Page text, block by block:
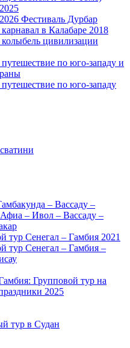
Фестиваль Дурбар
в Калабаре 2018
цивилизации
по юго-западу и
по юго-западу
– Вассаду –
– Ивол – Вассаду –
тур Сенегал – Гамбия 2021
тур Сенегал – Гамбия –
Групповой тур на
2025
тур в Cудан